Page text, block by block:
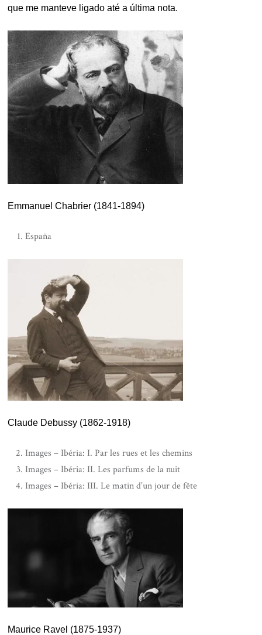
que me manteve ligado até a última nota.
Emmanuel Chabrier (1841-1894)
España
Claude Debussy (1862-1918)
Images – Ibéria: I. Par les rues et les chemins
Images – Ibéria: II. Les parfums de la nuit
Images – Ibéria: III. Le matin d’un jour de fête
Maurice Ravel (1875-1937)